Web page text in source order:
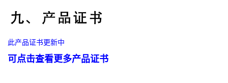
此产品证书更新中
可点击查看更多产品证书